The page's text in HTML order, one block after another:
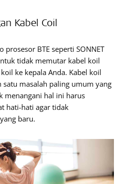
Kabel Coil
prosesor BTE seperti SONNET
tidak memutar kabel koil
ke kepala Anda. Kabel koil
satu masalah paling umum yang
menangani hal ini harus
hati-hati agar tidak
baru.